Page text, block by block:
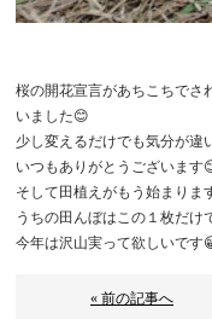
桜の開花宣言があちこちでさ
いました😊
少し変えるだけでも気分が違
いつもありがとうございます
そして田植えがもう始まりま
うちの田んぼはこの１枚だけ
今年は沢山実って欲しいです
« 前の記事へ